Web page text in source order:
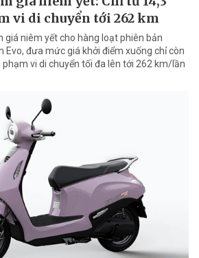
vi di chuyển tới 262 km
giá niêm yết cho hàng loạt phiên bản
Evo, đưa mức giá khởi điểm xuống chỉ còn
vi di chuyển tối đa lên tới 262 km/lần